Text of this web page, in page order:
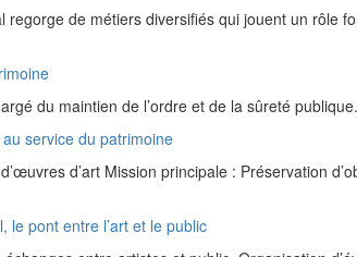
regorge de métiers diversifiés qui jouent un rôle
du maintien de l’ordre et de la sûreté
service du patrimoine
d’art Mission principale : Préservation
le pont entre l’art et le public